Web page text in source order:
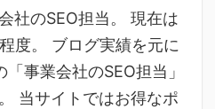
社のSEO担当。 現在は
程度。 ブログ実績を元に
事業会社のSEO担当」
当サイトではお得なポ